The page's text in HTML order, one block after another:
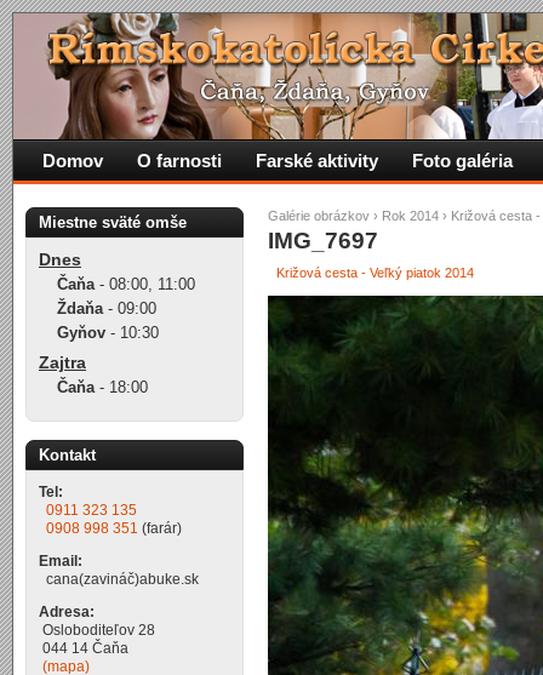
Galérie obrázkov › Rok 2014 › Križová cesta
IMG_7697
Križová cesta - Veľký piatok 2014
Domov O farnosti Farské aktivity Foto galéria
Miestne sväté omše
Dnes
Čaňa- 08:00, 11:00
Ždaňa- 09:00
Gyňov - 10:30
Zajtra
Čaňa- 18:00
Kontakt
Tel:
0911 323 135
0908 998 351 (farár)
Email:
cana(zavináč)abuke.sk
Adresa:
Osloboditeľov 28
044 14 Čaňa
(mapa)